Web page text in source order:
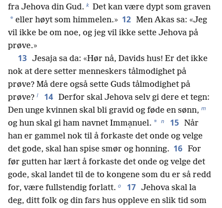
fra Jehova din Gud. k Det kan være dypt som graven
* eller høyt som himmelen.» 12 Men Akas sa: «Jeg
vil ikke be om noe, og jeg vil ikke sette Jehova på
prøve.»
13 Jesaja sa da: «Hør nå, Davids hus! Er det ikke
nok at dere setter menneskers tålmodighet på
prøve? Må dere også sette Guds tålmodighet på
prøve? l 14 Derfor skal Jehova selv gi dere et tegn:
Den unge kvinnen skal bli gravid og føde en sønn, m
og hun skal gi ham navnet Immạnuel. * n 15 Når
han er gammel nok til å forkaste det onde og velge
det gode, skal han spise smør og honning. 16 For
før gutten har lært å forkaste det onde og velge det
gode, skal landet til de to kongene som du er så redd
for, være fullstendig forlatt. o 17 Jehova skal la
deg, ditt folk og din fars hus oppleve en slik tid som